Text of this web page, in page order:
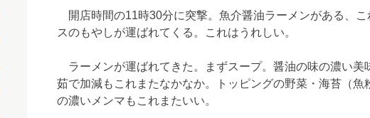
開店時間の11時30分に突撃。魚介醤油ラーメンがある、
スのもやしが運ばれてくる。これはうれしい。
ラーメンが運ばれてきた。まずスープ。醤油の味の濃い美
茹で加減もこれまたなかなか。トッピングの野菜・海苔（魚
の濃いメンマもこれまたいい。